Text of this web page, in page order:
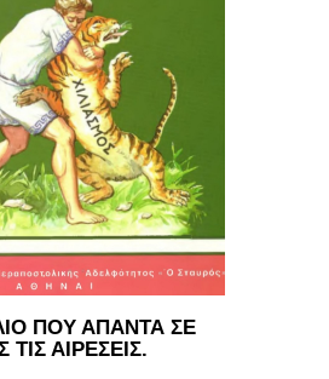
ΠΟΥ ΑΠΑΝΤΑ ΣΕ
ΤΙΣ ΑΙΡΕΣΕΙΣ.